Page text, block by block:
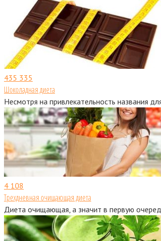
435 335
Шоколадная диета
Несмотря на привлекательность названия
4 108
Трехдневная очищающая диета
Диета очищающая, а значит в первую